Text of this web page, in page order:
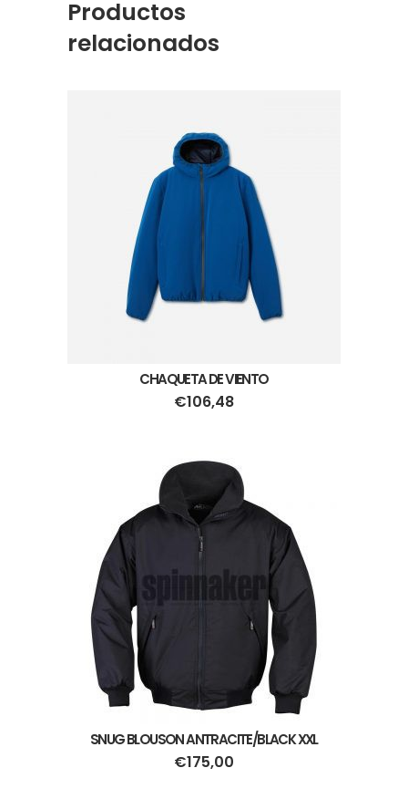
Productos
relacionados
CHAQUETA DE VIENTO
€106,48
SNUG BLOUSON ANTRACITE/BLACK XXL
€175,00